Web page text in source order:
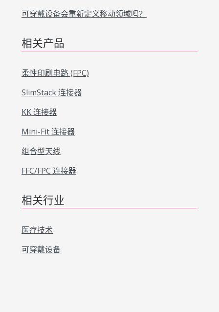
可穿戴设备会重新定义移动领域吗？
相关产品
柔性印刷电路 (FPC)
SlimStack 连接器
KK 连接器
Mini-Fit 连接器
组合型天线
FFC/FPC 连接器
相关行业
医疗技术
可穿戴设备